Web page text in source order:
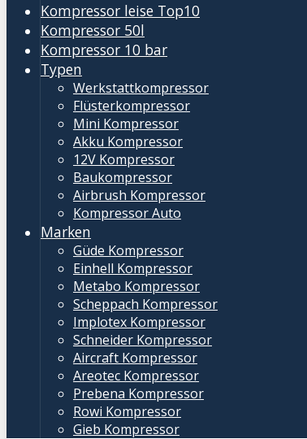
Kompressor leise Top10
Kompressor 50l
Kompressor 10 bar
Typen
Werkstattkompressor
Flüsterkompressor
Mini Kompressor
Akku Kompressor
12V Kompressor
Baukompressor
Airbrush Kompressor
Kompressor Auto
Marken
Güde Kompressor
Einhell Kompressor
Metabo Kompressor
Scheppach Kompressor
Implotex Kompressor
Schneider Kompressor
Aircraft Kompressor
Areotec Kompressor
Prebena Kompressor
Rowi Kompressor
Gieb Kompressor